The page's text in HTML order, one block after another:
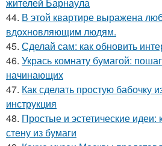
44. В этой квартире выражена
вдохновляющим людям.
45. Сделай сам: как обновить
46. Укрась комнату бумагой:
начинающих
47. Как сделать простую бабочку
инструкция
48. Простые и эстетические идеи:
стену из бумаги